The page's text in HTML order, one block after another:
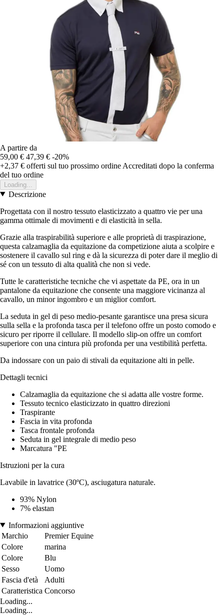
A partire da
59,00 € 47,39 € -20%
+2,37 € offerti sul tuo prossimo ordine Accreditati dopo la conferma
del tuo ordine
Loading...
Descrizione
Progettata con il nostro tessuto elasticizzato a quattro vie per una
gamma ottimale di movimenti e di elasticità in sella.
Grazie alla traspirabilità superiore e alle proprietà di traspirazione,
questa calzamaglia da equitazione da competizione aiuta a scolpire e
sostenere il cavallo sul ring e dà la sicurezza di poter dare il meglio di
sé con un tessuto di alta qualità che non si vede.
Tutte le caratteristiche tecniche che vi aspettate da PE, ora in un
pantalone da equitazione che consente una maggiore vicinanza al
cavallo, un minor ingombro e un miglior comfort.
La seduta in gel di peso medio-pesante garantisce una presa sicura
sulla sella e la profonda tasca per il telefono offre un posto comodo e
sicuro per riporre il cellulare. Il modello slip-on offre un comfort
superiore con una cintura più profonda per una vestibilità perfetta.
Da indossare con un paio di stivali da equitazione alti in pelle.
Dettagli tecnici
Calzamaglia da equitazione che si adatta alle vostre forme.
Tessuto tecnico elasticizzato in quattro direzioni
Traspirante
Fascia in vita profonda
Tasca frontale profonda
Seduta in gel integrale di medio peso
Marcatura "PE
Istruzioni per la cura
Lavabile in lavatrice (30ºC), asciugatura naturale.
93% Nylon
7% elastan
Informazioni aggiuntive
Marchio
Premier Equine
Colore
marina
Colore
Blu
Sesso
Uomo
Fascia d'età
Adulti
Caratteristica Concorso
Loading...
Loading...